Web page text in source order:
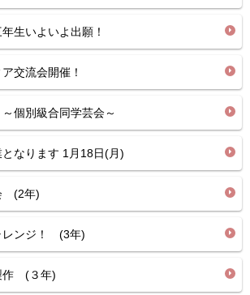
生いよいよ出願！
交流会開催！
個別級合同学芸会～
なります 1月18日(月)
(2年)
レンジ！ (3年)
作 (３年)